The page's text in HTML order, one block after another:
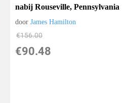
nabij Rouseville, Pennsylvania
doorJames Hamilton
€156.00
€90.48